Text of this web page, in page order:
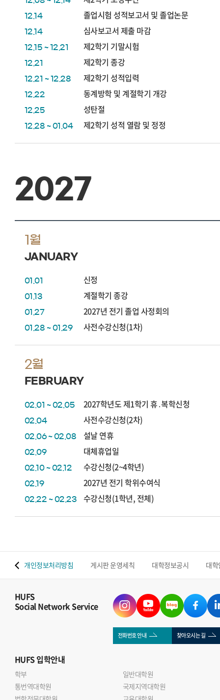
12.14 졸업시험 성적보고서 및 졸업논문
12.14 심사보고서 제출 마감
12.15 ~ 12.21 제2학기 기말시험
12.21 제2학기 종강
12.21 ~ 12.28 제2학기 성적입력
12.22 동계방학 및 계절학기 개강
12.25 성탄절
12.28 ~ 01.04 제2학기 성적 열람 및 정정
2027
1월
JANUARY
01.01 신정
01.13 계절학기 종강
01.27 2027년 전기 졸업 사정회의
01.28 ~ 01.29 사전수강신청(1차)
2월
FEBRUARY
02.01 ~ 02.05 2027학년도 제1학기 휴․복학신청
02.04 사전수강신청(2차)
02.06 ~ 02.08 설날 연휴
02.09 대체휴업일
02.10 ~ 02.12 수강신청(2~4학년)
02.19 2027년 전기 학위수여식
02.22 ~ 02.23 수강신청(1학년, 전체)
개인정보처리방침 게시판 운영세칙 대학정보공시 대
HUFS
Social Network Service
전화번호 안내 찾아오시는 길
HUFS입학안내
학부
일반대학원
통번역대학원
국제지역대학원